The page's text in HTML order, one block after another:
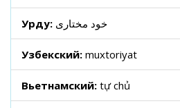
Урду: خود مختاری
Узбекский: muxtoriyat
Вьетнамский: tự chủ